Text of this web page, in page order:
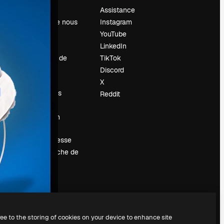
À propos de nous
Tendances de
Événements
Vendre mon
Salle de presse
À la recherche de
Assistance
Instagram
YouTube
LinkedIn
TikTok
Discord
X
Reddit
to the storing of cookies on your device to enhance site